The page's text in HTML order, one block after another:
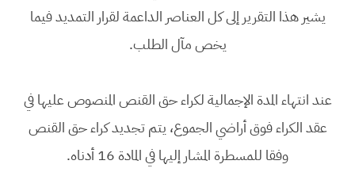
يشير هذا التقرير إلى كل العناصر الداعمة لقرار التمديد فيما
يخص مآل الطلب.
عند انتهاء المدة الإجمالية لكراء حق القنص المنصوص عليها في
عقد الكراء فوق أراضي الجموع، يتم تجديد كراء حق القنص
وفقا للمسطرة المشار إليها في المادة 16 أدناه.